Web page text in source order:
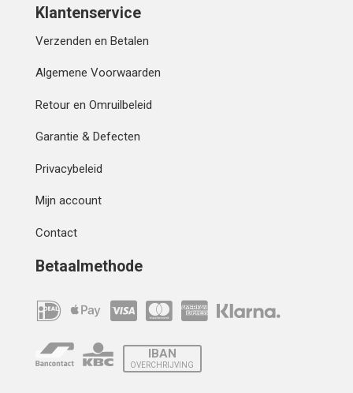
Klantenservice
Verzenden en Betalen
Algemene Voorwaarden
Retour en Omruilbeleid
Garantie & Defecten
Privacybeleid
Mijn account
Contact
Betaalmethode
IBAN
OVERCHRIJVING